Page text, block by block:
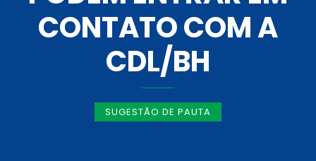
CONTATO COM A
CDL/BH
SUGESTÃO DE PAUTA